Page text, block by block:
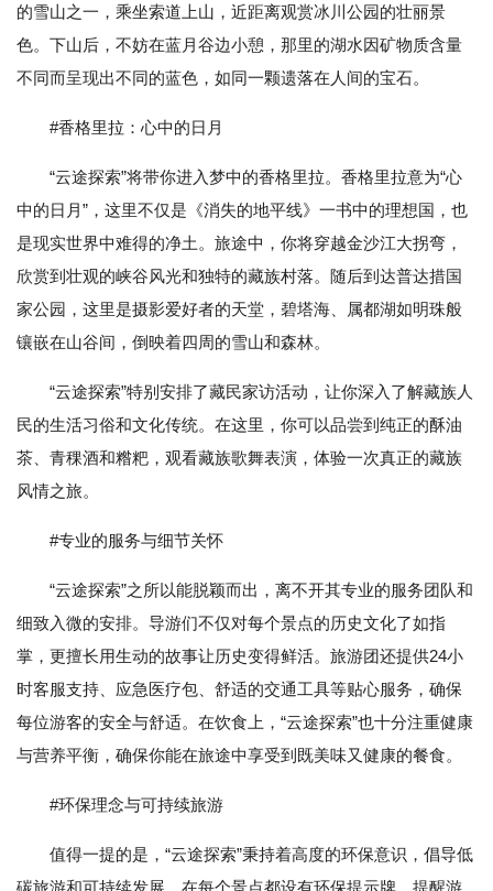
的雪山之一，乘坐索道上山，近距离观赏冰川公园的壮丽景
色。下山后，不妨在蓝月谷边小憩，那里的湖水因矿物质含量
不同而呈现出不同的蓝色，如同一颗遗落在人间的宝石。
#香格里拉：心中的日月
“云途探索”将带你进入梦中的香格里拉。香格里拉意为“心
中的日月”，这里不仅是《消失的地平线》一书中的理想国，也
是现实世界中难得的净土。旅途中，你将穿越金沙江大拐弯，
欣赏到壮观的峡谷风光和独特的藏族村落。随后到达普达措国
家公园，这里是摄影爱好者的天堂，碧塔海、属都湖如明珠般
镶嵌在山谷间，倒映着四周的雪山和森林。
“云途探索”特别安排了藏民家访活动，让你深入了解藏族人
民的生活习俗和文化传统。在这里，你可以品尝到纯正的酥油
茶、青稞酒和糌粑，观看藏族歌舞表演，体验一次真正的藏族
风情之旅。
#专业的服务与细节关怀
“云途探索”之所以能脱颖而出，离不开其专业的服务团队和
细致入微的安排。导游们不仅对每个景点的历史文化了如指
掌，更擅长用生动的故事让历史变得鲜活。旅游团还提供24小
时客服支持、应急医疗包、舒适的交通工具等贴心服务，确保
每位游客的安全与舒适。在饮食上，“云途探索”也十分注重健康
与营养平衡，确保你能在旅途中享受到既美味又健康的餐食。
#环保理念与可持续旅游
值得一提的是，“云途探索”秉持着高度的环保意识，倡导低
碳旅游和可持续发展。在每个景点都设有环保提示牌，提醒游